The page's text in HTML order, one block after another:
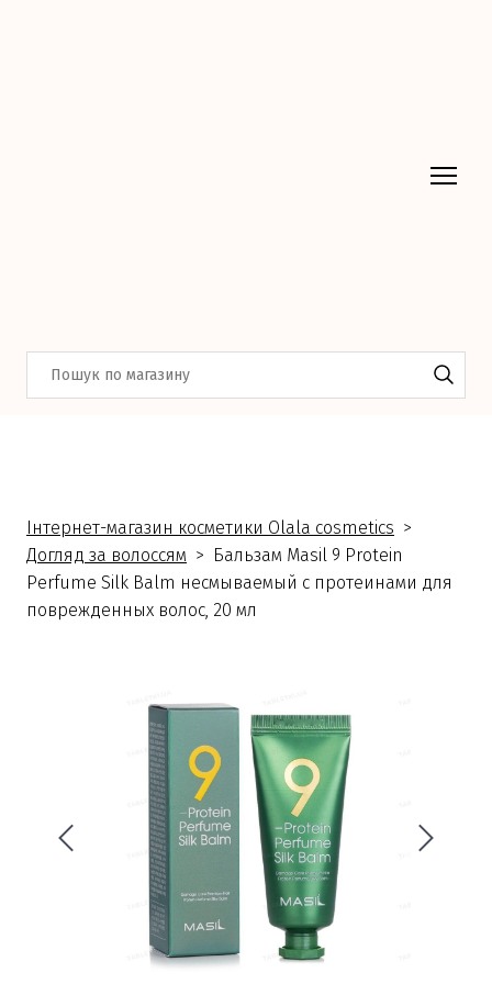
Інтернет-магазин косметики Olala cosmetics
Догляд за волоссям
Бальзам Masil 9 Protein
Perfume Silk Balm несмываемый с протеинами для
поврежденных волос, 20 мл